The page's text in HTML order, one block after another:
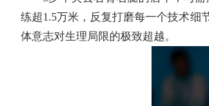
练超1.5万米，反复打磨每一个技术细
体意志对生理局限的极致超越。